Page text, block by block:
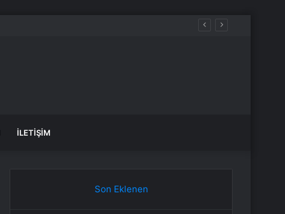
İLETIŞIM
Son Eklenen